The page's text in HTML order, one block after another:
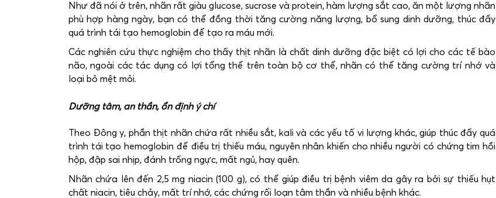
Như đã nói ở trên, nhãn rất giàu glucose, sucrose và protein, hàm lượng sắt cao, ăn một lượng nhãn
phù hợp hàng ngày, bạn có thể đồng thời tăng cường năng lượng, bổ sung dinh dưỡng, thúc đẩy
quá trình tái tạo hemoglobin để tạo ra máu mới.
Các nghiên cứu thực nghiệm cho thấy thịt nhãn là chất dinh dưỡng đặc biệt có lợi cho các tế bào
não, ngoài các tác dụng có lợi tổng thể trên toàn bộ cơ thể, nhãn có thể tăng cường trí nhớ và
loại bỏ mệt mỏi.
Dưỡng tâm, an thần, ổn định ý chí
Theo Đông y, phần thịt nhãn chứa rất nhiều sắt, kali và các yếu tố vi lượng khác, giúp thúc đẩy quá
trình tái tạo hemoglobin để điều trị thiếu máu, nguyên nhân khiến cho nhiều người có chứng tim hồi
hộp, đập sai nhịp, đánh trống ngực, mất ngủ, hay quên.
Nhãn chứa lên đến 2,5 mg niacin (100 g), có thể giúp điều trị bệnh viêm da gây ra bởi sự thiếu hụt
chất niacin, tiêu chảy, mất trí nhớ, các chứng rối loạn tâm thần và nhiều bệnh khác.